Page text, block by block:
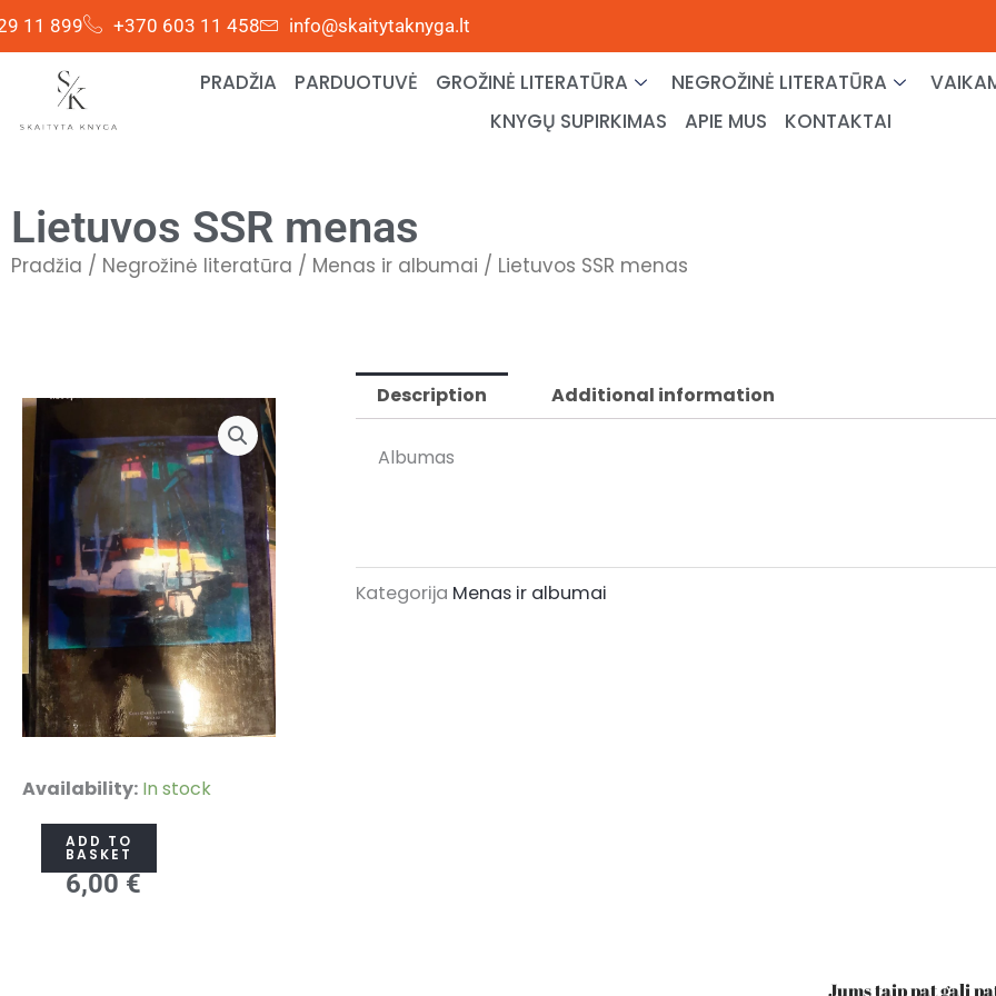
Skip
to
content
11 899 +370 603 11 458 info@skaitytaknyga.lt
PRADŽIA PARDUOTUVĖ GROŽINĖ LITERATŪRA NEGROŽINĖ LITERATŪRA
KNYGŲ SUPIRKIMAS
APIE MUS KONTAKTAI
Lietuvos SSR menas
Pradžia / Negrožinė literatūra / Menas ir albumai / Lietuvos SSR menas
Availability: In stock
Lietuvos
SSR
menas
quantity
ADD TO
BASKET
6,00€
Description Additional information
Albumas
Kategorija Menas ir albumai
Jums taip pat gali